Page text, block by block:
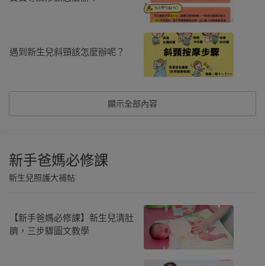
遇到新生兒斜頸該怎麼辦呢？
顯示全部內容
新手爸媽必修課
新生兒照護大補帖
【新手爸媽必修課】新生兒清肚
臍，三步驟圖文教學